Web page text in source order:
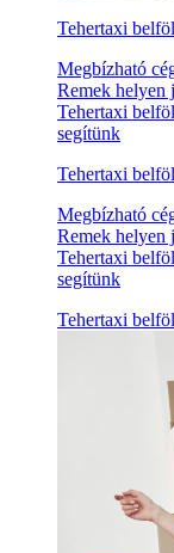
Tehertaxi
Megbízható
Remek helyen
Tehertaxi
segítünk
Tehertaxi
Megbízható
Remek helyen
Tehertaxi
segítünk
Tehertaxi